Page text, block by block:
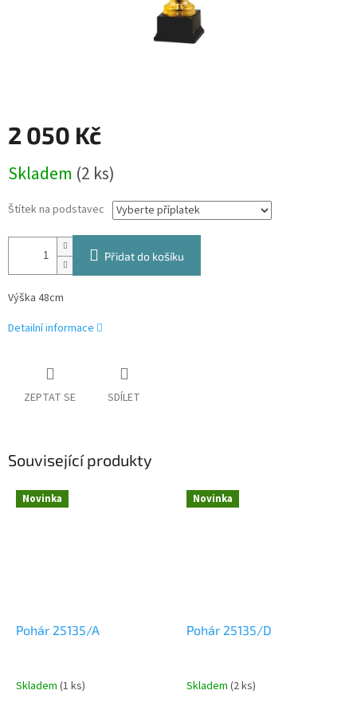
2 050 Kč
cena:
Skladem (2 ks)
Štítek na podstavec
Přidat do košíku
Výška 48cm
Detailní informace
ZEPTAT SE SDÍLET
Související produkty
Novinka
Pohár 25135/A
Skladem (1 ks)
Novinka
Pohár 25135/D
Skladem (2 ks)